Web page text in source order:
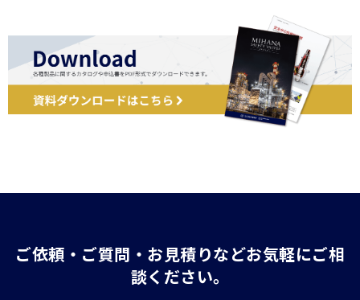
ご依頼・ご質問・お見積りなどお気軽にご相
談ください。